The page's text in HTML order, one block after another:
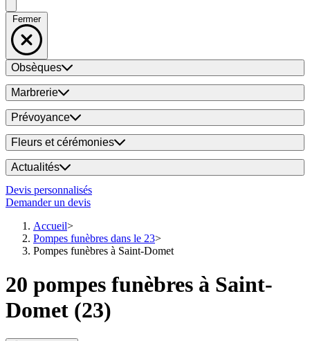
Fermer
Obsèques
Marbrerie
Prévoyance
Fleurs et cérémonies
Actualités
Devis personnalisés
Demander un devis
Accueil
Pompes funèbres dans le 23
Pompes funèbres à Saint-Domet
20 pompes funèbres à Saint-
Domet (23)